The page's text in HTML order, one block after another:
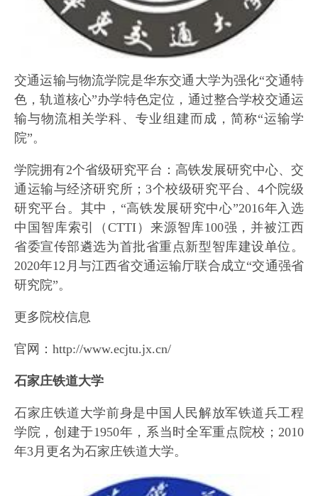
交通运输与物流学院是华东交通大学为强化“交通特
色，轨道核心”办学特色定位，通过整合学校交通运
输与物流相关学科、专业组建而成，简称“运输学
院”。
学院拥有2个省级研究平台：高铁发展研究中心、交
通运输与经济研究所；3个校级研究平台、4个院级
研究平台。其中，“高铁发展研究中心”2016年入选
中国智库索引（CTTI）来源智库100强，并被江西
省委宣传部遴选为首批省重点新型智库建设单位。
2020年12月与江西省交通运输厅联合成立“交通强省
研究院”。
更多院校信息
官网：http://www.ecjtu.jx.cn/
石家庄铁道大学
石家庄铁道大学前身是中国人民解放军铁道兵工程
学院，创建于1950年，系当时全军重点院校；2010
年3月更名为石家庄铁道大学。